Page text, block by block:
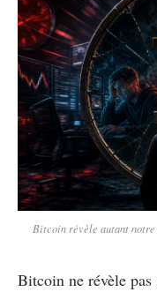
Bitcoin révèle autant notre
Bitcoin ne révèle